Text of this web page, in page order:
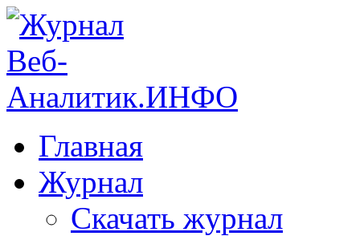
Главная
Журнал
Скачать журнал